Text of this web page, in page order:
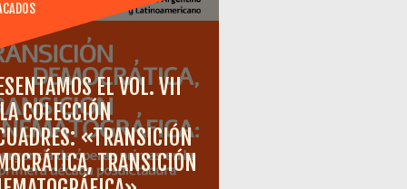
EL VOL. VII
COLECCIÓN
«TRANSICIÓN
TRANSICIÓN